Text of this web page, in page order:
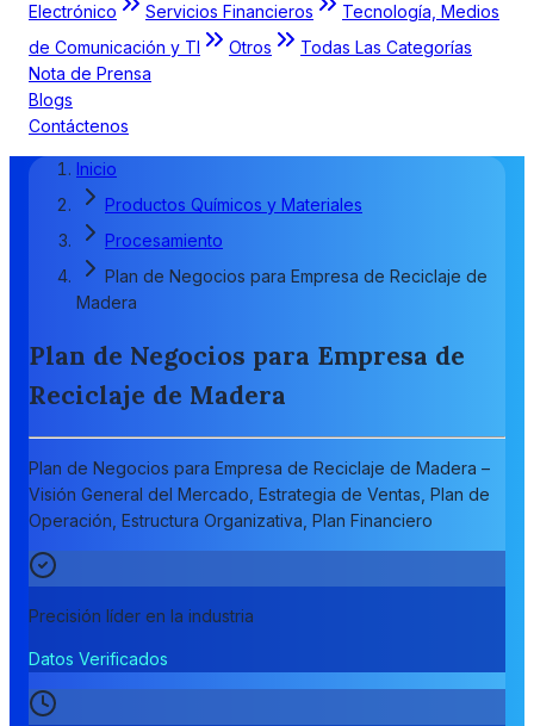
Electrónico
Servicios Financieros
Tecnología, Medios
de Comunicación y TI
Otros
Todas Las Categorías
Nota de Prensa
Blogs
Contáctenos
Inicio
Productos Químicos y Materiales
Procesamiento
Plan de Negocios para Empresa de Reciclaje de
Madera
Plan de Negocios para Empresa de
Reciclaje de Madera
Plan de Negocios para Empresa de Reciclaje de Madera –
Visión General del Mercado, Estrategia de Ventas, Plan de
Operación, Estructura Organizativa, Plan Financiero
Precisión líder en la industria
Datos Verificados